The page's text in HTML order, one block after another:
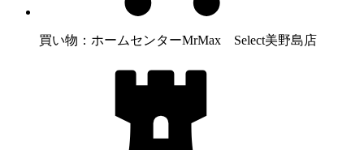
買い物：ホームセンターMrMax Select美野島店